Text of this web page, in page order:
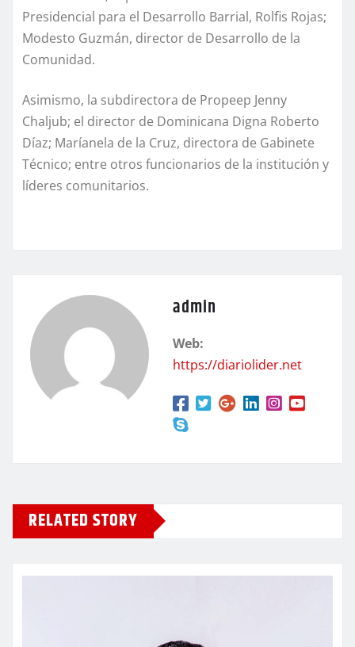
Presidencial para el Desarrollo Barrial, Rolfis Rojas;
Modesto Guzmán, director de Desarrollo de la
Comunidad.
Asimismo, la subdirectora de Propeep Jenny
Chaljub; el director de Dominicana Digna Roberto
Díaz; Maríanela de la Cruz, directora de Gabinete
Técnico; entre otros funcionarios de la institución y
líderes comunitarios.
admin
Web:
https://diariolider.net
RELATED STORY